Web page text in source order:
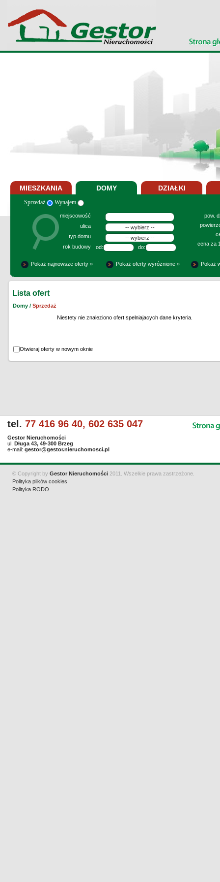
Sprzedaż Wynajem
MIESZKANIA DOMY DZIAŁKI
miejscowość
ulica
typ domu
rok budowy
od: do:
pow.
cena za
Pokaż najnowsze oferty » Pokaż oferty wyróżnione » Pokaż
Lista ofert
Domy / Sprzedaż
Niestety nie znaleziono ofert spelniajacych dane kryteria.
Otwieraj oferty w nowym oknie
tel. 77 416 96 40, 602 635 047
Gestor Nieruchomości
ul. Długa 43, 49-300 Brzeg
e-mail: gestor@gestor.nieruchomosci.pl
© Copyright by Gestor Nieruchomości 2011. Wszelkie prawa zastrzeżone.
Polityka plików cookies
Polityka RODO